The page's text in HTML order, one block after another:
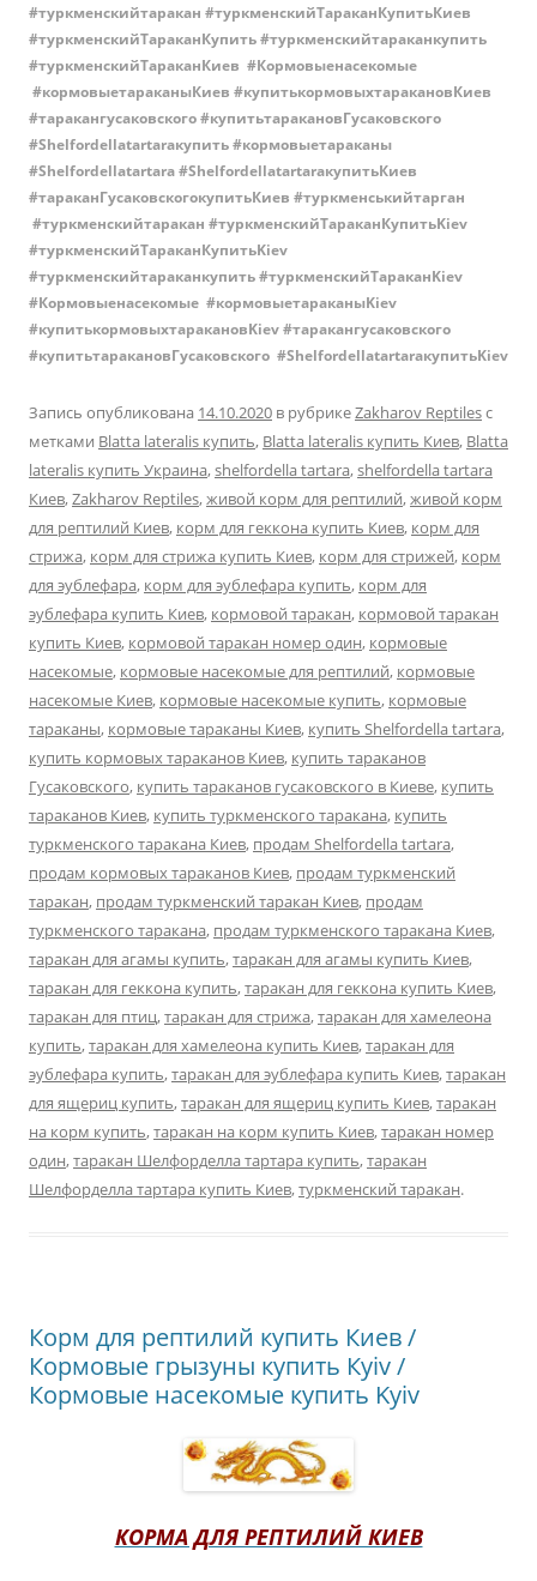
#туркменскийтаракан #туркменскийТараканКупитьКиев
#туркменскийТараканКупить #туркменскийтараканкупить
#туркменскийТараканКиев #Кормовыенасекомые
#кормовыетараканыКиев #купитькормовыхтаракановКиев
#таракангусаковского #купитьтаракановГусаковского
#Shelfordellatartaraкупить #кормовыетараканы
#Shelfordellatartara #ShelfordellatartaraкупитьКиев
#тараканГусаковскогокупитьКиев #туркменськийтарган
#туркменскийтаракан #туркменскийТараканКупитьKiev
#туркменскийТараканКупитьKiev
#туркменскийтараканкупить #туркменскийТараканKiev
#Кормовыенасекомые #кормовыетараканыKiev
#купитькормовыхтаракановKiev #таракангусаковского
#купитьтаракановГусаковского #ShelfordellatartaraкупитьKiev
Запись опубликована 14.10.2020 в рубрикеZakharov Reptilesс
метками Blatta lateralis купить, Blatta lateralis купить Киев, Blatta
lateralis купить Украина,shelfordella tartara,shelfordella tartara
Киев,Zakharov Reptiles,живой корм для рептилий,живой корм
для рептилий Киев, корм для геккона купить Киев, корм для
стрижа, корм для стрижа купить Киев, корм для стрижей, корм
для эублефара, корм для эублефара купить, корм для
эублефара купить Киев, кормовой таракан, кормовой таракан
купить Киев, кормовой таракан номер один, кормовые
насекомые, кормовые насекомые для рептилий, кормовые
насекомые Киев, кормовые насекомые купить, кормовые
тараканы, кормовые тараканы Киев, купить Shelfordella tartara,
купить кормовых тараканов Киев, купить тараканов
Гусаковского, купить тараканов гусаковского в Киеве, купить
тараканов Киев, купить туркменского таракана, купить
туркменского таракана Киев, продам Shelfordella tartara,
продам кормовых тараканов Киев, продам туркменский
таракан, продам туркменский таракан Киев, продам
туркменского таракана, продам туркменского таракана Киев,
таракан для агамы купить,таракан для агамы купить Киев,
таракан для геккона купить,таракан для геккона купить Киев,
таракан для птиц,таракан для стрижа,таракан для хамелеона
купить,таракан для хамелеона купить Киев,таракан для
эублефара купить,таракан для эублефара купить Киев,таракан
для ящериц купить,таракан для ящериц купить Киев,таракан
на корм купить,таракан на корм купить Киев,таракан номер
один,таракан Шелфорделла тартара купить,таракан
Шелфорделла тартара купить Киев,туркменский таракан.
Корм для рептилий купить Киев /
Кормовые грызуны купить Кyiv /
Кормовые насекомые купить Kyiv
КОРМА ДЛЯ РЕПТИЛИЙ КИЕВ